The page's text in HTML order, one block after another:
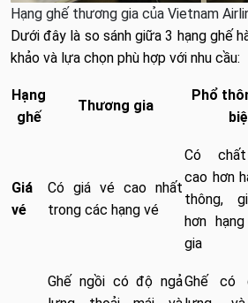
Hạng ghế thương gia của Vietnam
Dưới đây là so sánh giữa 3 hạng ghế
khảo và lựa chọn phù hợp với nhu cầu:
Hạng
ghế
Thương gia
Phổ
Giá
vé
Có giá vé cao nhất
trong các hạng vé
Có
cao hơn
thông,
hơn
gia
Ghế ngồi có độ ngảGhế có